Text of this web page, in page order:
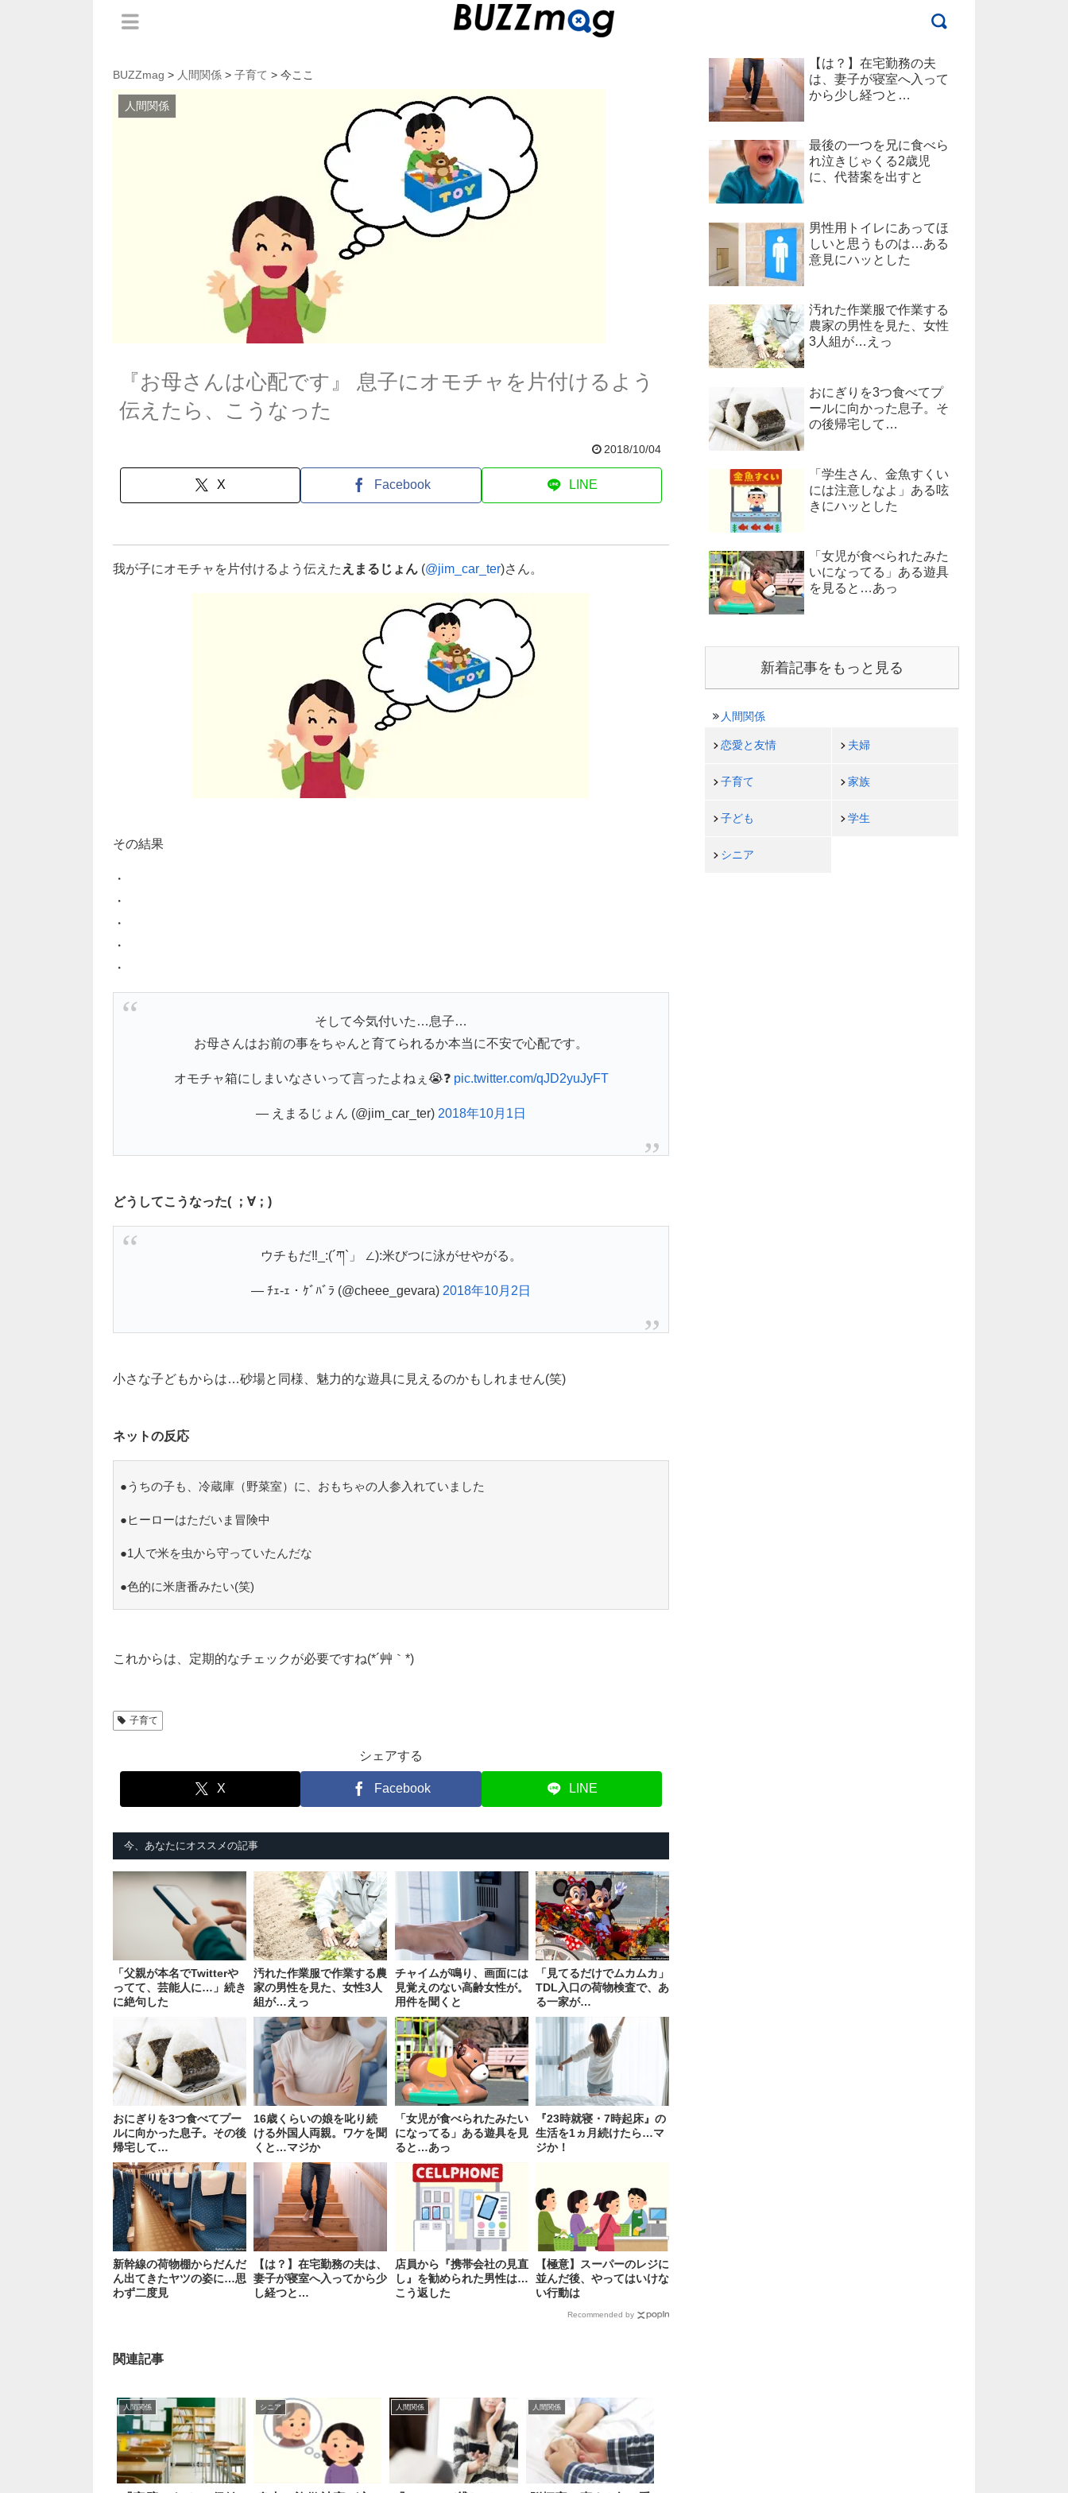
BUZZmag > 人間関係 > 子育て > 今ここ
人間関係
『お母さんは心配です』 息子にオモチャを片付けるよう
伝えたら、こうなった
2018/10/04
X Facebook LINE
我が子にオモチャを片付けるよう伝えた えまるじょん (@jim_car_ter)さん。
その結果
・
・
・
・
・
そして今気付いた…息子…
お母さんはお前の事をちゃんと育てられるか本当に不安で心配です。
オモチャ箱にしまいなさいって言ったよねぇ😭❓ pic.twitter.com/qJD2yuJyFT
— えまるじょん (@jim_car_ter) 2018年10月1日
どうしてこうなった( ；∀；)
ウチもだ‼︎_:(´ཀ`」 ∠):米びつに泳がせやがる。
— ﾁｪ-ｪ・ｹﾞﾊﾞﾗ (@cheee_gevara) 2018年10月2日
小さな子どもからは…砂場と同様、魅力的な遊具に見えるのかもしれません(笑)
ネットの反応
●うちの子も、冷蔵庫（野菜室）に、おもちゃの人参入れていました
●ヒーローはただいま冒険中
●1人で米を虫から守っていたんだな
●色的に米唐番みたい(笑)
これからは、定期的なチェックが必要ですね(*´艸｀*)
子育て
シェアする
X Facebook LINE
今、あなたにオススメの記事
「父親が本名でTwitterや
ってて、芸能人に…」続き
に絶句した
汚れた作業服で作業する農
家の男性を見た、女性3人
組が…えっ
チャイムが鳴り、画面には
見覚えのない高齢女性が。
用件を聞くと
「見てるだけでムカムカ」
TDL入口の荷物検査で、あ
る一家が…
おにぎりを3つ食べてプー
ルに向かった息子。その後
帰宅して…
16歳くらいの娘を叱り続
ける外国人両親。ワケを聞
くと…マジか
「女児が食べられたみたい
になってる」ある遊具を見
ると…あっ
『23時就寝・7時起床』の
生活を1ヵ月続けたら…マ
ジか！
新幹線の荷物棚からだんだ
ん出てきたヤツの姿に…思
わず二度見
【は？】在宅勤務の夫は、
妻子が寝室へ入ってから少
し経つと…
店員から『携帯会社の見直
し』を勧められた男性は…
こう返した
【極意】スーパーのレジに
並んだ後、やってはいけな
い行動は
Recommended by
関連記事
人間関係 シニア 人間関係 人間関係
【は？】在宅勤務の夫
は、妻子が寝室へ入って
から少し経つと…
最後の一つを兄に食べら
れ泣きじゃくる2歳児
に、代替案を出すと
男性用トイレにあってほ
しいと思うものは…ある
意見にハッとした
汚れた作業服で作業する
農家の男性を見た、女性
3人組が…えっ
おにぎりを3つ食べてプ
ールに向かった息子。そ
の後帰宅して…
「学生さん、金魚すくい
には注意しなよ」ある呟
きにハッとした
「女児が食べられたみた
いになってる」ある遊具
を見ると…あっ
新着記事をもっと見る
人間関係
恋愛と友情 夫婦
子育て 家族
子ども 学生
シニア